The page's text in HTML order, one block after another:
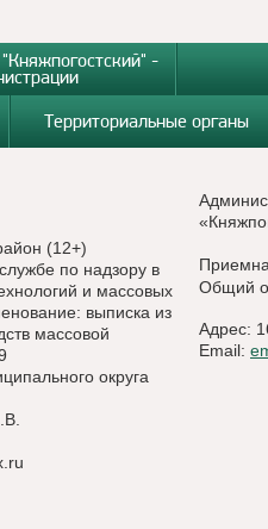
-
Территориальные органы
(12+)
по надзору в
и массовых
выписка из
массовой
округа
Общий
Адрес:
Email: